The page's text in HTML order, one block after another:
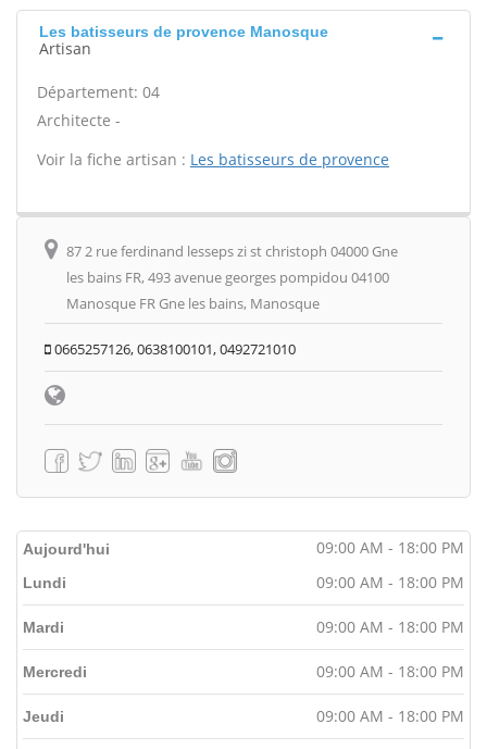
Les batisseurs de provence Manosque
Artisan
Département: 04
Architecte -
Voir la fiche artisan : Les batisseurs de provence
87 2 rue ferdinand lesseps zi st christoph 04000 Gne
les bains FR, 493 avenue georges pompidou 04100
Manosque FR Gne les bains, Manosque
0665257126, 0638100101, 0492721010
Aujourd'hui 09:00 AM - 18:00 PM
Lundi 09:00 AM - 18:00 PM
Mardi 09:00 AM - 18:00 PM
Mercredi 09:00 AM - 18:00 PM
Jeudi 09:00 AM - 18:00 PM